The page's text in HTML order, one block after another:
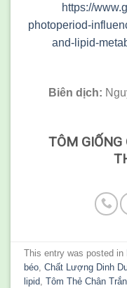
https://
photoperiod-
and-lipid-
Biên dịch:
TÔM
This entry was posted in
béo,Chất Lượng Dinh
lipid,Tôm Thẻ Chân